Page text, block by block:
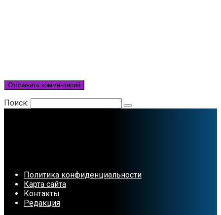
Поиск:
Политика конфиденциальности
Карта сайта
Контакты
Редакция